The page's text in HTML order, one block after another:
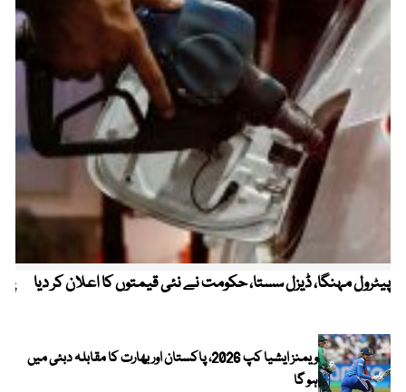
پیٹرول مہنگا، ڈیزل سستا، حکومت نے نئی قیمتوں کا اعلان کر دیا
ویمنز ایشیا کپ 2026، پاکستان اور بھارت کا مقابلہ دبئی میں
ہو گا